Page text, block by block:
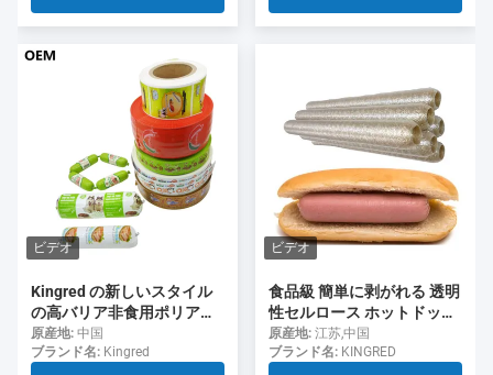
ビデオ
Kingred の新しいスタイル
の高バリア非食用ポリアミ
ド ソーセージ ケーシング食
品グレード
原産地: 中国
ブランド名: Kingred
ビデオ
食品級 簡単に剥がれる 透明
性セルロース ホットドッグ
用のソーセージ
原産地: 江苏,中国
ブランド名: KINGRED